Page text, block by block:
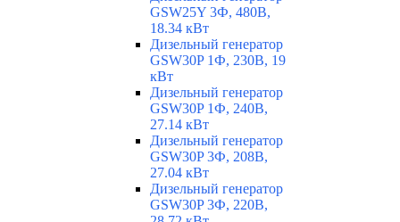
GSW25Y 3Ф, 480В,
18.34 кВт
Дизельный генератор
GSW30P 1Ф, 230В, 19
кВт
Дизельный генератор
GSW30P 1Ф, 240В,
27.14 кВт
Дизельный генератор
GSW30P 3Ф, 208В,
27.04 кВт
Дизельный генератор
GSW30P 3Ф, 220В,